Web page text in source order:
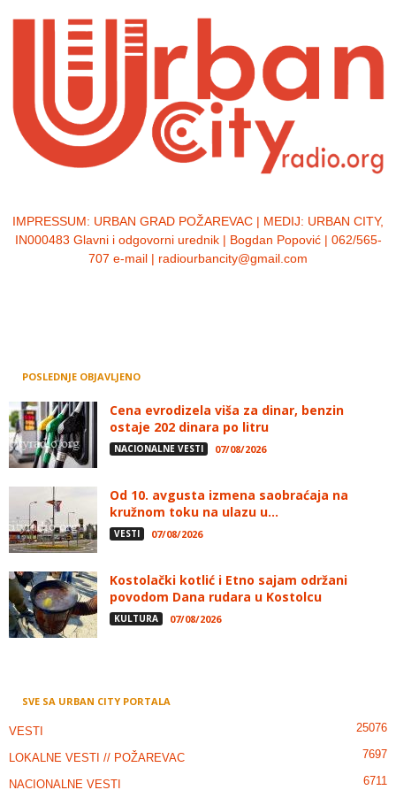
IMPRESSUM: URBAN GRAD POŽAREVAC | MEDIJ: URBAN CITY,
IN000483 Glavni i odgovorni urednik | Bogdan Popović | 062/565-
707 e-mail | radiourbancity@gmail.com
POSLEDNJE OBJAVLJENO
Cena evrodizela viša za dinar, benzin
ostaje 202 dinara po litru
NACIONALNE VESTI 07/08/2026
Od 10. avgusta izmena saobraćaja na
kružnom toku na ulazu u...
VESTI 07/08/2026
Kostolački kotlić i Etno sajam održani
povodom Dana rudara u Kostolcu
KULTURA 07/08/2026
SVE SA URBAN CITY PORTALA
VESTI 25076
LOKALNE VESTI // POŽAREVAC 7697
NACIONALNE VESTI 6711